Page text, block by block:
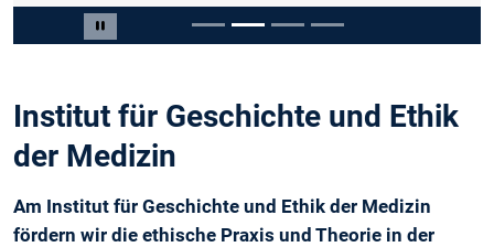
Carousel pausieren
Slide 2 von 4
Institut für Geschichte und Ethik
der Medizin
Am Institut für Geschichte und Ethik der Medizin
fördern wir die ethische Praxis und Theorie in der